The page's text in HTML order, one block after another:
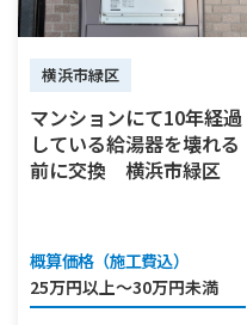
横浜市緑区
マンションにて10年経過
している給湯器を壊れる
前に交換 横浜市緑区
概算価格（施工費込）
25万円以上～30万円未満